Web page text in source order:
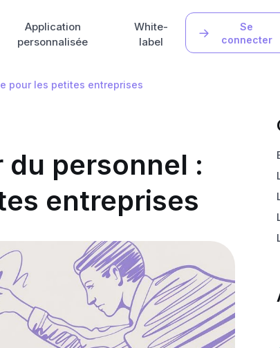
Se
connecter
Application
personnalisée
White-
label
pour les petites entreprises
personnel :
entreprises